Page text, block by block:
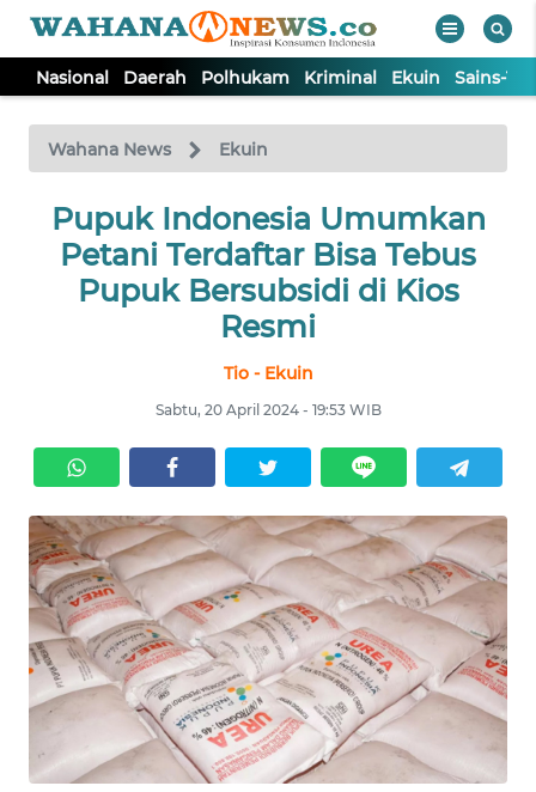
Nasional Daerah Polhukam Kriminal Ekuin Sains-
Wahana News Ekuin
Pupuk Indonesia Umumkan
Petani Terdaftar Bisa Tebus
Pupuk Bersubsidi di Kios
Resmi
Tio - Ekuin
Sabtu, 20 April 2024 - 19:53 WIB
TV
Tutup
NASIONAL
DAERAH
EKUIN
SAINS-TEKNO
KESEHATAN
INTERNASIONAL
SERBA-SERBI